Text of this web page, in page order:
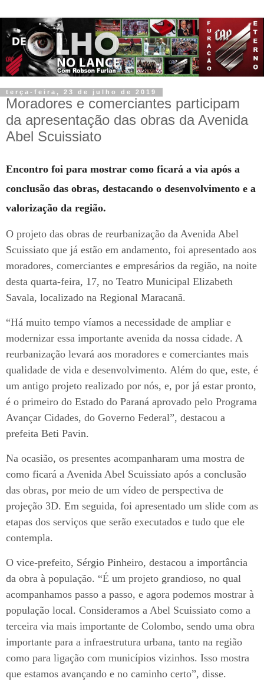
terça-feira, 23 de julho de 2019
Moradores e comerciantes participam
da apresentação das obras da Avenida
Abel Scuissiato
Encontro foi para mostrar como ficará a via após a
conclusão das obras, destacando o desenvolvimento e a
valorização da região.
O projeto das obras de reurbanização da Avenida Abel
Scuissiato que já estão em andamento, foi apresentado aos
moradores, comerciantes e empresários da região, na noite
desta quarta-feira, 17, no Teatro Municipal Elizabeth
Savala, localizado na Regional Maracanã.
“Há muito tempo víamos a necessidade de ampliar e
modernizar essa importante avenida da nossa cidade. A
reurbanização levará aos moradores e comerciantes mais
qualidade de vida e desenvolvimento. Além do que, este, é
um antigo projeto realizado por nós, e, por já estar pronto,
é o primeiro do Estado do Paraná aprovado pelo Programa
Avançar Cidades, do Governo Federal”, destacou a
prefeita Beti Pavin.
Na ocasião, os presentes acompanharam uma mostra de
como ficará a Avenida Abel Scuissiato após a conclusão
das obras, por meio de um vídeo de perspectiva de
projeção 3D. Em seguida, foi apresentado um slide com as
etapas dos serviços que serão executados e tudo que ele
contempla.
O vice-prefeito, Sérgio Pinheiro, destacou a importância
da obra à população. “É um projeto grandioso, no qual
acompanhamos passo a passo, e agora podemos mostrar à
população local. Consideramos a Abel Scuissiato como a
terceira via mais importante de Colombo, sendo uma obra
importante para a infraestrutura urbana, tanto na região
como para ligação com municípios vizinhos. Isso mostra
que estamos avançando e no caminho certo”, disse.